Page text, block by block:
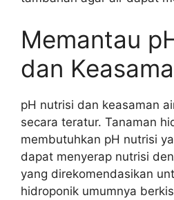
Memantau
dan
pH nutrisi dan keasaman
secara teratur. Tanaman
membutuhkan pH nutrisi
dapat menyerap nutrisi
yang direkomendasikan
hidroponik umumnya